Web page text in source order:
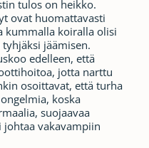
tulos on heikko.
ovat huomattavasti
kummalla koiralla olisi
jäämisen.
edelleen, että
jotta narttu
osoittavat, että turha
koska
suojaavaa
johtaa vakavampiin